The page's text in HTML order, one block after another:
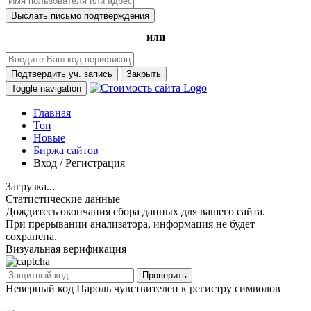
Выслать письмо подтверждения
или
Подтвердить уч. запись
Закрыть
Toggle navigation
Главная
Топ
Новые
Биржа сайтов
Вход / Регистрация
Загрузка...
Статистические данные
Дождитесь окончания сбора данных для вашего сайта.
При прерывании анализатора, информация не будет
сохранена.
Визуальная верификация
Проверить
Неверный код Пароль чувствителен к регистру символов